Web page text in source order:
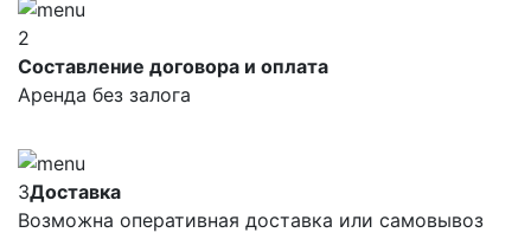
2
Составление договора и оплата
Аренда без залога
3Доставка
Возможна оперативная доставка или самовывоз